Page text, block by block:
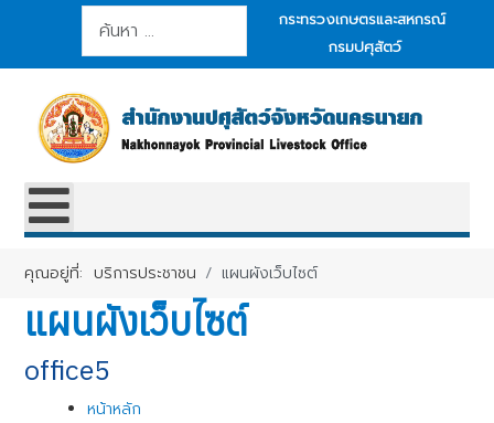
การค้นหา
กระทรวงเกษตรและสหกรณ์
กรมปศุสัตว์
คุณอยู่ที่:บริการประชาชน แผนผังเว็บไซต์
แผนผังเว็บไซต์
office5
หน้าหลัก